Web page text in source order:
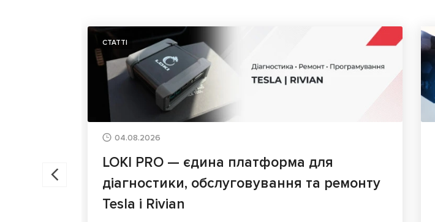
СТАТТІ
04.08.2026
LOKI PRO — єдина платформа для
діагностики, обслуговування та ремонту
Tesla і Rivian